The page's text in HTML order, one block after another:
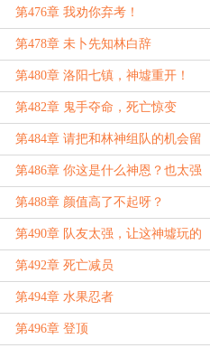
第476章 我劝你弃考！
第478章 未卜先知林白辞
第480章 洛阳七镇，神墟重开！
第482章 鬼手夺命，死亡惊变
第484章 请把和林神组队的机会留
给我！
第486章 你这是什么神恩？也太强
了吧？
第488章 颜值高了不起呀？
第490章 队友太强，让这神墟玩的
没意思呀！
第492章 死亡减员
第494章 水果忍者
第496章 登顶